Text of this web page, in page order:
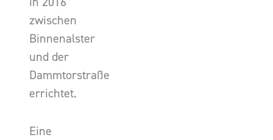
zwischen
Binnenalster
und der
Dammtorstraße
errichtet.
Eine